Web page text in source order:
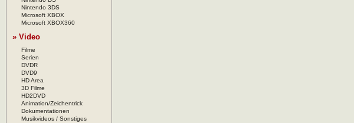
Nintendo 3DS
Microsoft XBOX
Microsoft XBOX360
» Video
Filme
Serien
DVDR
DVD9
HD Area
3D Filme
HD2DVD
Animation/Zeichentrick
Dokumentationen
Musikvideos / Sonstiges